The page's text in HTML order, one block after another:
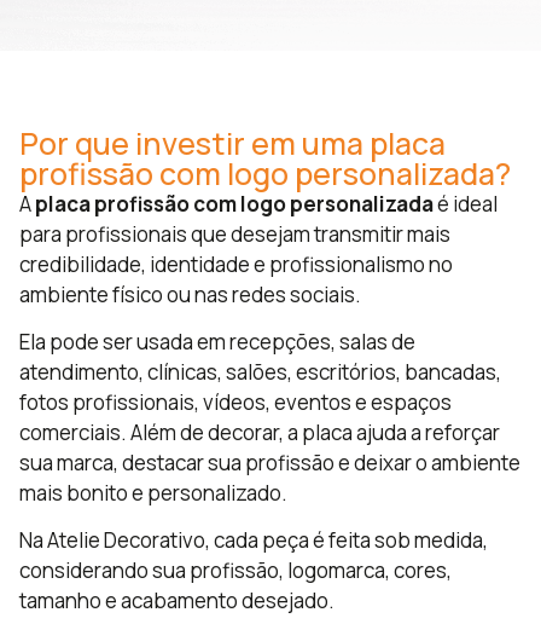
Por que investir em uma placa
profissão com logo personalizada?
Aplaca profissão com logo personalizadaé ideal
para profissionais que desejam transmitir mais
credibilidade, identidade e profissionalismo no
ambiente físico ou nas redes sociais.
Ela pode ser usada em recepções, salas de
atendimento, clínicas, salões, escritórios, bancadas,
fotos profissionais, vídeos, eventos e espaços
comerciais. Além de decorar, a placa ajuda a reforçar
sua marca, destacar sua profissão e deixar o ambiente
mais bonito e personalizado.
Na Atelie Decorativo, cada peça é feita sob medida,
considerando sua profissão, logomarca, cores,
tamanho e acabamento desejado.